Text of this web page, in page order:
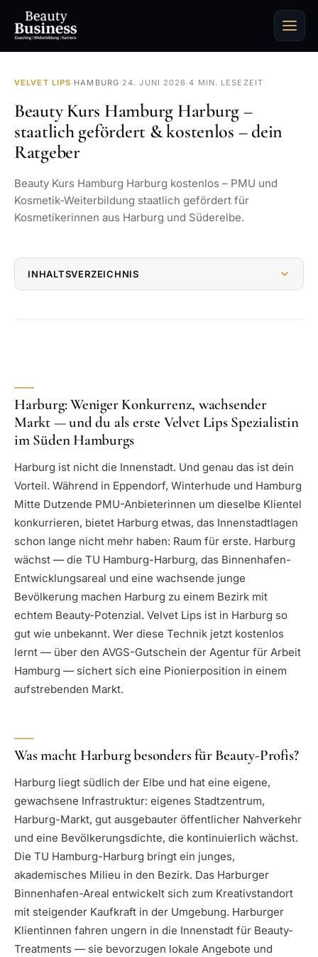
VELVET LIPS· HAMBURG· 24. JUNI 2026 ·4 MIN. LESEZEIT
Beauty Kurs Hamburg Harburg –
staatlich gefördert & kostenlos – dein
Ratgeber
Beauty Kurs Hamburg Harburg kostenlos – PMU und
Kosmetik-Weiterbildung staatlich gefördert für
Kosmetikerinnen aus Harburg und Süderelbe.
INHALTSVERZEICHNIS
Harburg: Weniger Konkurrenz, wachsender
Markt — und du als erste Velvet Lips Spezialistin
im Süden Hamburgs
Harburg ist nicht die Innenstadt. Und genau das ist dein
Vorteil. Während in Eppendorf, Winterhude und Hamburg
Mitte Dutzende PMU-Anbieterinnen um dieselbe Klientel
konkurrieren, bietet Harburg etwas, das Innenstadtlagen
schon lange nicht mehr haben: Raum für erste. Harburg
wächst — die TU Hamburg-Harburg, das Binnenhafen-
Entwicklungsareal und eine wachsende junge
Bevölkerung machen Harburg zu einem Bezirk mit
echtem Beauty-Potenzial. Velvet Lips ist in Harburg so
gut wie unbekannt. Wer diese Technik jetzt kostenlos
lernt — über den AVGS-Gutschein der Agentur für Arbeit
Hamburg — sichert sich eine Pionierposition in einem
aufstrebenden Markt.
Was macht Harburg besonders für Beauty-Profis?
Harburg liegt südlich der Elbe und hat eine eigene,
gewachsene Infrastruktur: eigenes Stadtzentrum,
Harburg-Markt, gut ausgebauter öffentlicher Nahverkehr
und eine Bevölkerungsdichte, die kontinuierlich wächst.
Die TU Hamburg-Harburg bringt ein junges,
akademisches Milieu in den Bezirk. Das Harburger
Binnenhafen-Areal entwickelt sich zum Kreativstandort
mit steigender Kaufkraft in der Umgebung. Harburger
Klientinnen fahren ungern in die Innenstadt für Beauty-
Treatments — sie bevorzugen lokale Angebote und